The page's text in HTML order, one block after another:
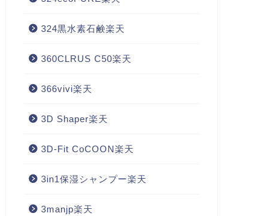
324黒水素石鹸楽天
360CLRUS C50楽天
366vivi楽天
3D Shaper楽天
3D-Fit CoCOON楽天
3in1保湿シャンプー楽天
3manjp楽天